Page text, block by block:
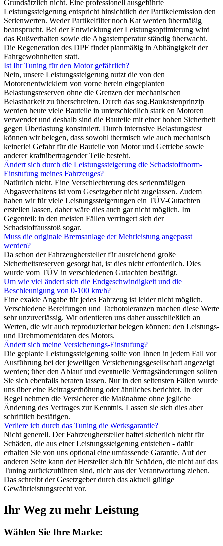
Grundsätzlich nicht. Eine professionell ausgeführte
Leistungssteigerung entspricht hinsichtlich der Partikelemission den
Serienwerten. Weder Partikelfilter noch Kat werden übermäßig
beansprucht. Bei der Entwicklung der Leistungsoptimierung wird
das Rußverhalten sowie die Abgastemperatur ständig überwacht.
Die Regeneration des DPF findet planmäßig in Abhängigkeit der
Fahrgewohnheiten statt.
Ist Ihr Tuning für den Motor gefährlich?
Nein, unsere Leistungssteigerung nutzt die von den
Motorenentwicklern von vorne herein eingeplanten
Belastungsreserven ohne die Grenzen der mechanischen
Belastbarkeit zu überschreiten. Durch das sog.Baukastenprinzip
werden heute viele Bauteile in unterschiedlich stark en Motoren
verwendet und deshalb sind die Bauteile mit einer hohen Sicherheit
gegen Überlastung konstruiert. Durch internsive Belastungstest
können wir belegen, dass sowohl thermisch wie auch mechanisch
keinerlei Gefahr für die Bauteile von Motor und Getriebe sowie
anderer kraftübertragender Teile besteht.
Ändert sich durch die Leistungssteigerung die Schadstoffnorm-
Einstufung meines Fahrzeuges?
Natürlich nicht. Eine Verschlechterung des serienmäßigen
Abgasverhaltens ist vom Gesetzgeber nicht zugelassen. Zudem
haben wir für viele Leistungssteigerungen ein TÜV-Gutachten
erstellen lassen, daher wäre dies auch gar nicht möglich. Im
Gegenteil: in den meisten Fällen verringert sich der
Schadstoffausstoß sogar.
Muss die originale Bremsanlage der Mehrleistung angepasst
werden?
Da schon der Fahrzeughersteller für ausreichend große
Sicherheitsreserven gesorgt hat, ist dies nicht erforderlich. Dies
wurde vom TÜV in verschiedenen Gutachten bestätigt.
Um wie viel ändert sich die Endgeschwindigkeit und die
Beschleunigung von 0-100 km/h?
Eine exakte Angabe für jedes Fahrzeug ist leider nicht möglich.
Verschiedene Bereifungen und Tachotoleranzen machen diese Werte
sehr unzuverlässig. Wir orientieren uns daher ausschließlich an
Werten, die wir auch reproduzierbar belegen können: den Leistungs-
und Drehmomentdaten des Motors.
Ändert sich meine Versicherungs-Einstufung?
Die geplante Leistungssteigerung sollte von Ihnen in jedem Fall vor
Ausführung bei der jeweiligen Versicherungsgesellschaft angezeigt
werden; über den Ablauf und eventuelle Vertragsänderungen sollten
Sie sich ebenfalls beraten lassen. Nur in den seltensten Fällen wurde
uns über eine Beitragserhöhung oder ähnliches berichtet. In der
Regel nehmen die Versicherer die Maßnahme ohne jegliche
Änderung des Vertrages zur Kenntnis. Lassen sie sich dies aber
schriftlich bestätigen.
Verliere ich durch das Tuning die Werksgarantie?
Nicht generell. Der Fahrzeughersteller haftet sicherlich nicht für
Schäden, die aus einer Leistungssteigerung entstehen - dafür
erhalten Sie von uns optional eine umfassende Garantie. Auf der
anderen Seite kann der Hersteller sich für Schäden, die nicht auf das
Tuning zurückzuführen sind, nicht aus der Verantwortung ziehen.
Das schreibt der Gesetzgeber durch das aktuell gültige
Gewährleistungsrecht vor.
Ihr Weg zu mehr Leistung
Wählen Sie Ihre Marke: